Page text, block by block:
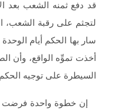
قد دفع ثمنه الشعب بعد
لتجثم على رقبة الشعب،
سار بها الحكم أيام
أخذت تموِّه الواقع، وأن
السيطرة على توجيه
إن خطوة واحدة فرضت